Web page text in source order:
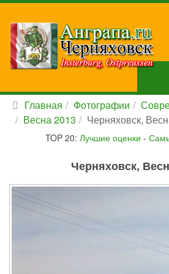
Главная Фотографии
Весна 2013
Черняховск,
TOP 20: Лучшие оценки -
Черняховск,